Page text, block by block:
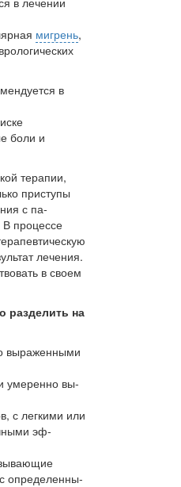
мигрень,
в
боли и
терапии,
приступы
с па­
В процессе
лече­ния.
в своем
разделить на
выраженными
умеренно вы­
с легкими или
эф­
определенны­